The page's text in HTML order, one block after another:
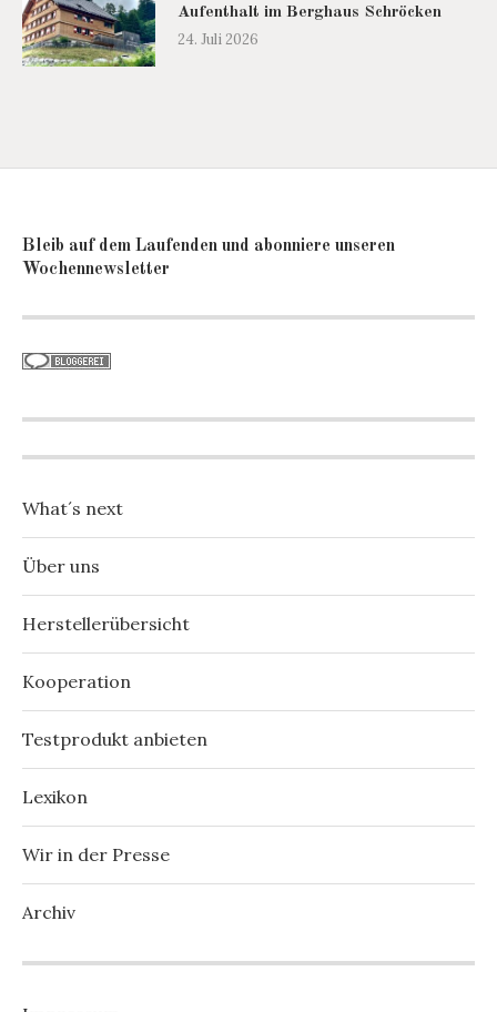
Aufenthalt im Berghaus Schröcken
24. Juli 2026
Bleib auf dem Laufenden und abonniere unseren
Wochennewsletter
What´s next
Über uns
Herstellerübersicht
Kooperation
Testprodukt anbieten
Lexikon
Wir in der Presse
Archiv